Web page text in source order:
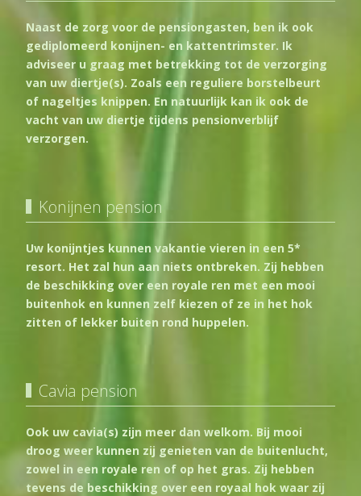
Naast de zorg voor de pensiongasten, ben ik ook
gediplomeerd konijnen- en kattentrimster. Ik
adviseer u graag met betrekking tot de verzorging
van uw diertje(s). Zoals een reguliere borstelbeurt
of nageltjes knippen. En natuurlijk kan ik ook de
vacht van uw diertje tijdens pensionverblijf
verzorgen.
Konijnen pension
Uw konijntjes kunnen vakantie vieren in een 5*
resort. Het zal hun aan niets ontbreken. Zij hebben
de beschikking over een royale ren met een mooi
buitenhok en kunnen zelf kiezen of ze in het hok
zitten of lekker buiten rond huppelen.
Cavia pension
Ook uw cavia(s) zijn meer dan welkom. Bij mooi
droog weer kunnen zij genieten van de buitenlucht,
zowel in een royale ren of op het gras. Zij hebben
tevens de beschikking over een royaal hok waar zij